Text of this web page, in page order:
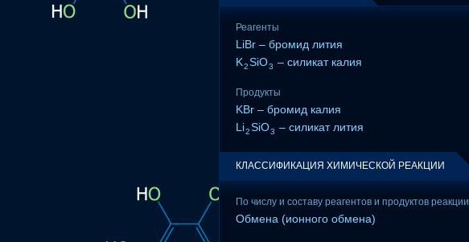
Реагенты
LiBr – бромид лития
K2SiO3 – силикат калия
Продукты
KBr – бромид калия
Li2SiO3 – силикат лития
КЛАССИФИКАЦИЯ ХИМИЧЕСКОЙ РЕАКЦИИ
По числу и составу реагентов и продуктов реакции
Обмена (ионного обмена)